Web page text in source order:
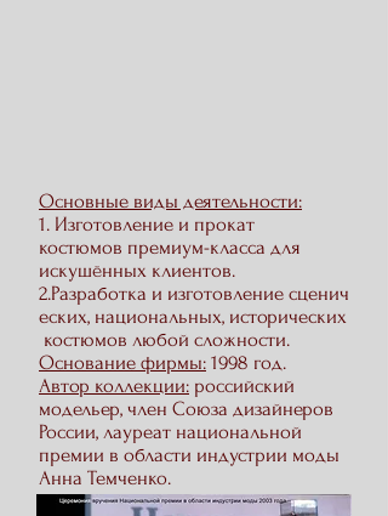
Основные виды деятельности:
1. Изготовление и прокат
костюмов премиум-класса для
искушённых клиентов.
2.Разработка и изготовление сценич
еских, национальных, исторических
костюмов любой сложности.
Основание фирмы: 1998 год.
Автор коллекции: российский
модельер, член Союза дизайнеров
России, лауреат национальной
премии в области индустрии моды
Анна Темченко.